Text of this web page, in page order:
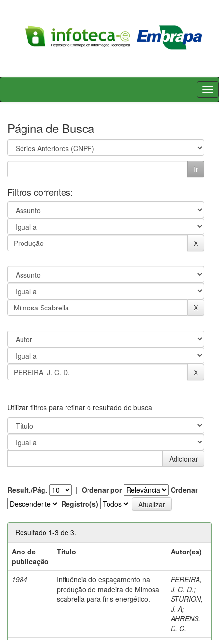
Skip
Página de Busca
Filtros correntes:
Utilizar filtros para refinar o resultado de busca.
Result./Pág. | Ordenar por
Ordenar
Registro(s)
Resultado 1-3 de 3.
Ano de
publicação
Título Autor(es)
1984
Influência do espaçamento na
produção de madeira de Mimosa
scabrella para fins energético.
PEREIRA,
J. C. D.;
STURION,
J. A;
AHRENS,
D. C.